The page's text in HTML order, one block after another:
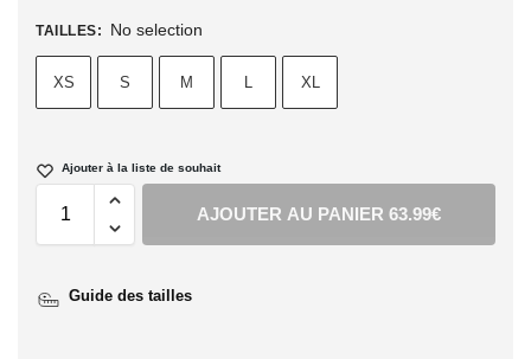
TAILLES: No selection
XS S M L XL
Ajouter à la liste de souhait
AJOUTER AU PANIER 63.99€
Guide des tailles